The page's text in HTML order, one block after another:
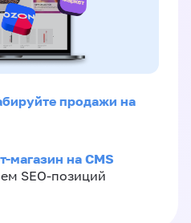
продажи на
магазин на CMS
SEO-позиций